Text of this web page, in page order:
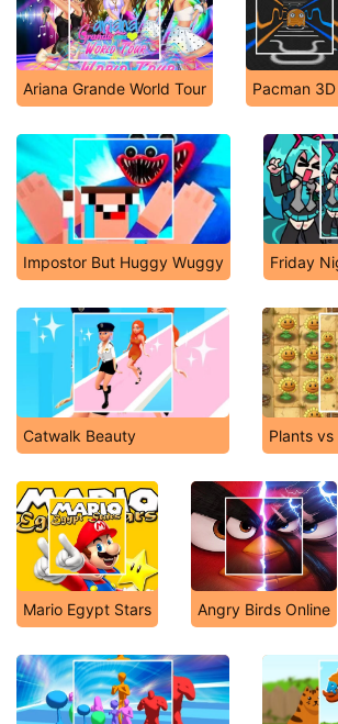
Ariana Grande World Tour Pacman 3D
Impostor But Huggy Wuggy Friday
Catwalk Beauty Plants
Mario Egypt Stars Angry Birds Online